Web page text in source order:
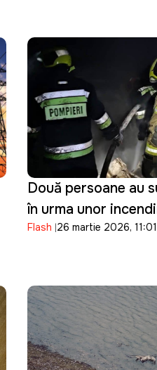
Două persoane au
în urma unor
de neglijență
Flash 26 martie 2026, 11:01